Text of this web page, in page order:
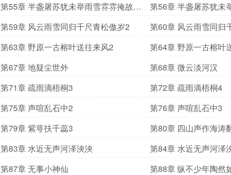
第55章 半盏屠苏犹未举雨雪雰雰掩故人
2
第56章 半盏屠苏犹未
3
第59章 风云雨雪同归千尺青松傲岁2
第60章 风云雨雪同归
第63章 野原一古榕叶送往来风2
第64章 野原一古榕叶
第67章 地疑尘世外
第68章 微云淡河汉
第71章 疏雨滴梧桐3
第72章 疏雨滴梧桐4
第75章 声喧乱石中2
第76章 声喧乱石中3
第79章 紫萼扶千蕊3
第80章 四山声作海涛
第83章 水近无声河泽泱泱
第84章 水近无声河泽
第87章 无事小神仙
第88章 纵不少年陶然